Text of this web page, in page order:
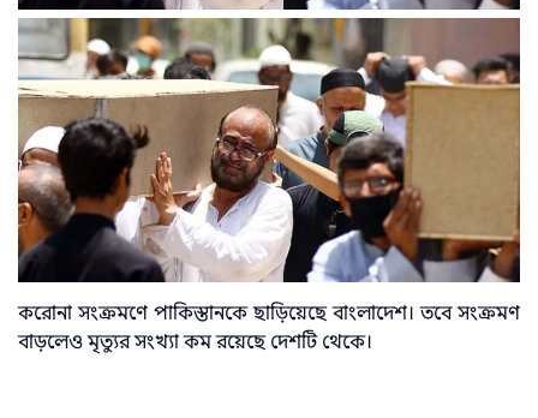
করোনা সংক্রমণে পাকিস্তানকে ছাড়িয়েছে বাংলাদেশ। তবে সংক্রমণ
বাড়লেও মৃত্যুর সংখ্যা কম রয়েছে দেশটি থেকে।